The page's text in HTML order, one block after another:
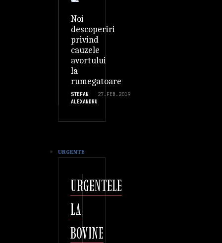
Noi
descoperiri
privind
cauzele
avortului
la
rumegatoare
STEFAN
ALEXANDRU
27.FEB.2019
URGENTE
URGENTELE
LA
BOVINE